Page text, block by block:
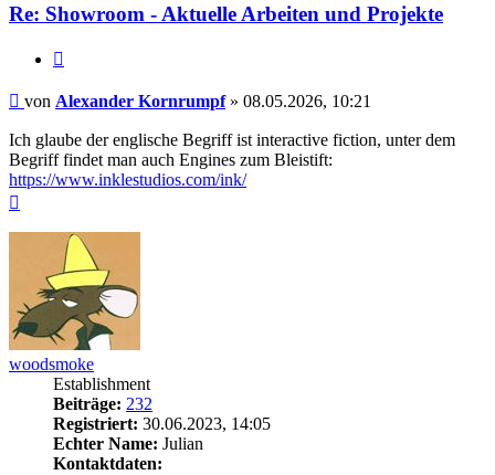
Re: Showroom - Aktuelle Arbeiten und Projekte
Beitrag
von Alexander Kornrumpf» 08.05.2026, 10:21
Ich glaube der englische Begriff ist interactive fiction, unter dem
Begriff findet man auch Engines zum Bleistift:
https://www.inklestudios.com/ink/
woodsmoke
Establishment
Beiträge: 232
Registriert: 30.06.2023, 14:05
Echter Name: Julian
Kontaktdaten: